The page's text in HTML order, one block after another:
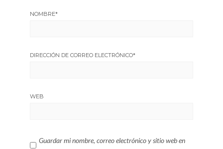
NOMBRE*
DIRECCIÓN DE CORREO ELECTRÓNICO*
WEB
Guardar mi nombre, correo electrónico y sitio web en